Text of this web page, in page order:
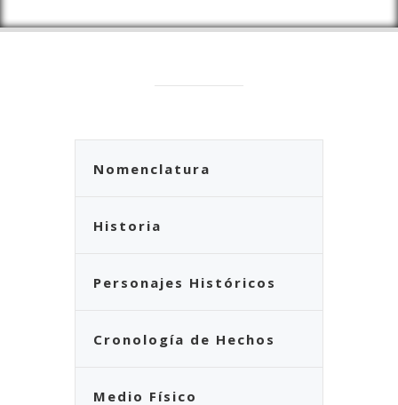
Nomenclatura
Historia
Personajes Históricos
Cronología de Hechos
Medio Físico